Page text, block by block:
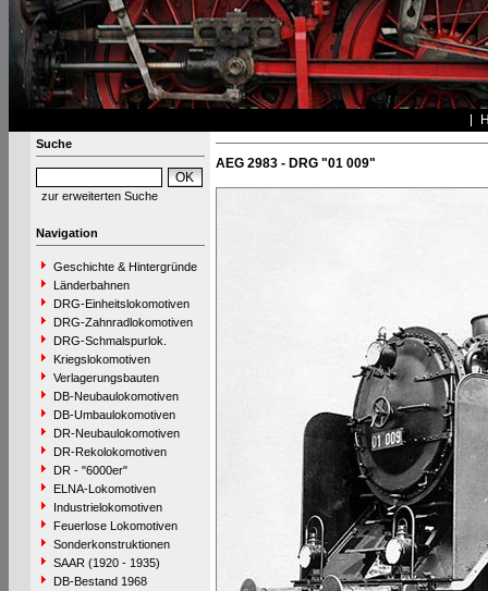
Suche
zur erweiterten Suche
Navigation
Geschichte & Hintergründe
Länderbahnen
DRG-Einheitslokomotiven
DRG-Zahnradlokomotiven
DRG-Schmalspurlok.
Kriegslokomotiven
Verlagerungsbauten
DB-Neubaulokomotiven
DB-Umbaulokomotiven
DR-Neubaulokomotiven
DR-Rekolokomotiven
DR - "6000er"
ELNA-Lokomotiven
Industrielokomotiven
Feuerlose Lokomotiven
Sonderkonstruktionen
SAAR (1920 - 1935)
DB-Bestand 1968
AEG 2983 - DRG "01 009"